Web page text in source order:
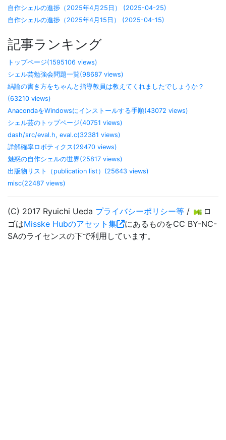
自作シェルの進捗（2025年4月25日） (2025-04-25)
自作シェルの進捗（2025年4月15日） (2025-04-15)
記事ランキング
トップページ(1595106 views)
シェル芸勉強会問題一覧(98687 views)
結論の書き方をちゃんと指導教員は教えてくれましたでしょうか？
(63210 views)
AnacondaをWindowsにインストールする手順(43072 views)
シェル芸のトップページ(40751 views)
dash/src/eval.h, eval.c(32381 views)
詳解確率ロボティクス(29470 views)
魅惑の自作シェルの世界(25817 views)
出版物リスト（publication list）(25643 views)
misc(22487 views)
(C) 2017 Ryuichi Ueda プライバシーポリシー等 /
ロ
ゴはMisske Hubのアセット集
にあるものをCC BY-NC-
SAのライセンスの下で利用しています。